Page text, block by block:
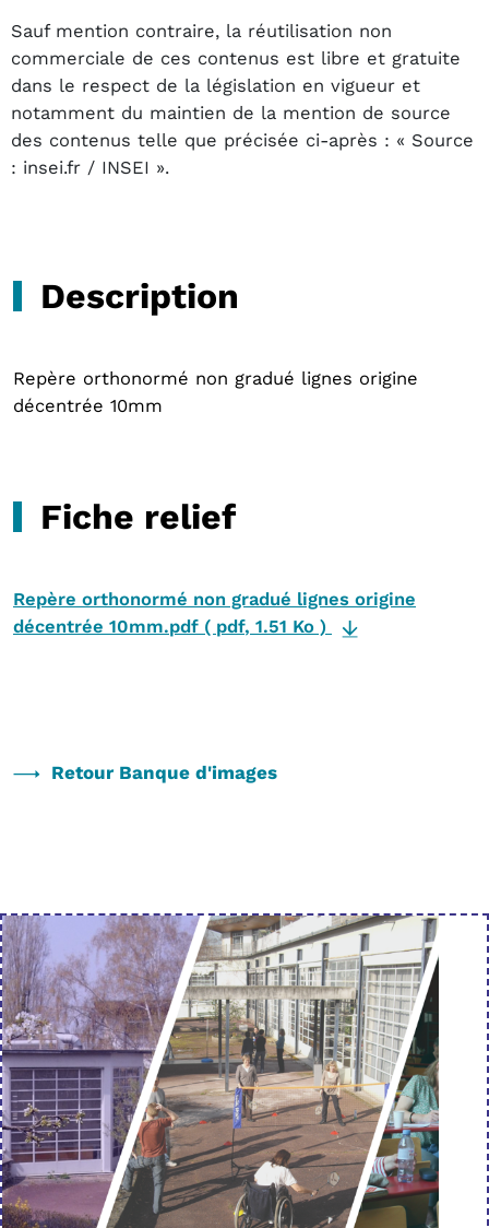
Sauf mention contraire, la réutilisation non
commerciale de ces contenus est libre et gratuite
dans le respect de la législation en vigueur et
notamment du maintien de la mention de source
des contenus telle que précisée ci-après : « Source
: insei.fr / INSEI ».
Description
Repère orthonormé non gradué lignes origine
décentrée 10mm
Fiche relief
Repère orthonormé non gradué lignes origine
décentrée 10mm.pdf ( pdf, 1.51 Ko )
Retour Banque d'images